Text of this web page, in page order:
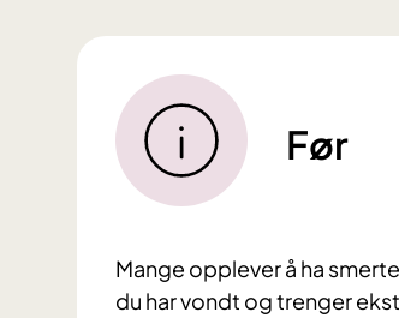
Før
Mange opplever å ha
du har vondt og trenger